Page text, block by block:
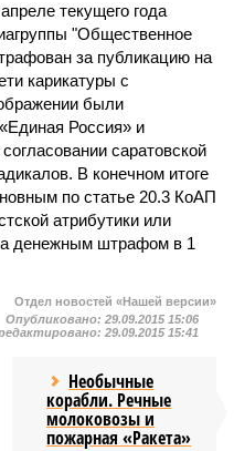
текущего года
"Общественное
за публикацию на
карикатуры с
были
Россия» и
саратовской
В конечном итоге
по статье 20.3 КоАП
атрибутики или
денежным штрафом в 1
Отдел новостей «Нашей версии»
Опубликовано: 29.09.2015 15:06
29.09.2015 15:41
Необычные
корабли. Речные
молоковозы и
пожарная «Ракета»